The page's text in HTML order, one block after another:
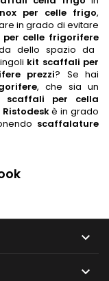
per celle frigo,
in grado di evitare
celle frigorifere
dello spazio da
kit scaffali per
prezzi? Se hai
, che sia un
scaffali per cella
Ristodeskè in grado
scaffalature

